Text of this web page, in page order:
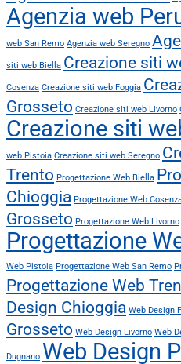
Agenzia web
web San Remo Agenzia web Seregno
siti web Biella Creazione siti
Cosenza Creazione siti web Foggia
Grosseto Creazione siti web Livorno
Creazione siti
web Pistoia Creazione siti web Seregno
Trento Progettazione Web Biella
Chioggia Progettazione Web
Grosseto Progettazione Web Livorno
Progettazione
Web Pistoia Progettazione Web San Remo
Progettazione Web
Design Chioggia Web Design
Grosseto Web Design Livorno Web
Dugnano Web Design